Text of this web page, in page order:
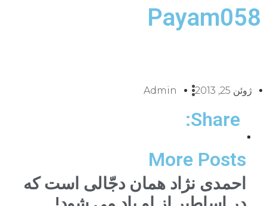
Payam058
ژوئن 25, 2013 Admin
Share:
More Posts
احمدی نژاد همان دجّالی است که